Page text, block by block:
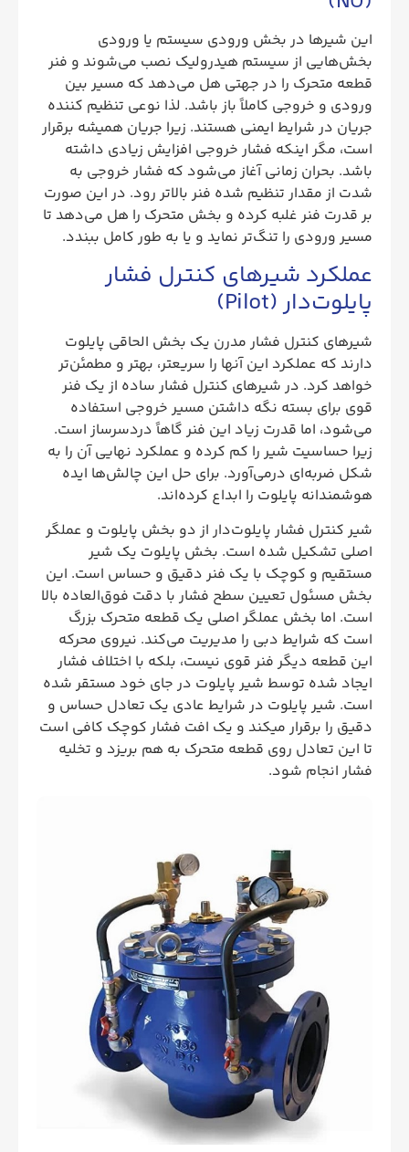
این شیرها در بخش ورودی سیستم یا ورودی
بخش‌هایی از سیستم هیدرولیک نصب می‌شوند و فنر
قطعه متحرک را در جهتی هل می‌دهد که مسیر بین
ورودی و خروجی کاملاً باز باشد. لذا نوعی تنظیم کننده
جریان در شرایط ایمنی هستند. زیرا جریان همیشه برقرار
است، مگر اینکه فشار خروجی افزایش زیادی داشته
باشد. بحران زمانی آغاز می‌شود که فشار خروجی به
شدت از مقدار تنظیم شده فنر بالاتر رود. در این صورت
بر قدرت فنر غلبه کرده و بخش متحرک را هل می‌دهد تا
مسیر ورودی را تنگ‌تر نماید و یا به ‌طور کامل ببندد.
عملکرد شیرهای کنترل فشار
پایلوت‌دار (Pilot)
شیرهای کنترل فشار مدرن یک بخش الحاقی پایلوت
دارند که عملکرد این آنها را سریعتر، بهتر و مطمئن‌تر
خواهد کرد. در شیرهای کنترل فشار ساده از یک فنر
قوی برای بسته نگه داشتن مسیر خروجی استفاده
می‌شود، اما قدرت زیاد این فنر گاهاً دردسرساز است.
زیرا حساسیت شیر را کم کرده و عملکرد نهایی آن را به
شکل ضربه‌ای درمی‌آورد. برای حل این چالش‌ها ایده
هوشمندانه پایلوت را ابداع کرده‌اند.
شیر کنترل فشار پایلوت‌دار از دو بخش پایلوت و عملگر
اصلی تشکیل شده است. بخش پایلوت یک شیر
مستقیم و کوچک با یک فنر دقیق و حساس است. این
بخش مسئول تعیین سطح فشار با دقت فوق‌العاده بالا
است. اما بخش عملگر اصلی یک قطعه متحرک بزرگ
است که شرایط دبی را مدیریت می‌کند. نیروی محرکه
این قطعه دیگر فنر قوی نیست، بلکه با اختلاف فشار
ایجاد شده توسط شیر پایلوت در جای خود مستقر شده
است. شیر پایلوت در شرایط عادی یک تعادل حساس و
دقیق را برقرار میکند و یک افت فشار کوچک کافی است
تا این تعادل روی قطعه متحرک به هم بریزد و تخلیه
فشار انجام شود.